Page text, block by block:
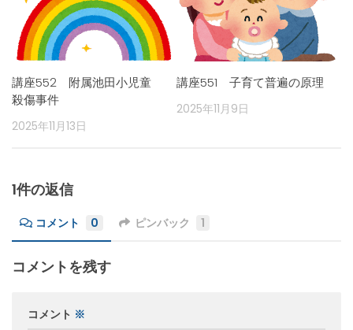
講座552 附属池田小児童
殺傷事件
2025年11月13日
講座551 子育て普遍の原理
2025年11月9日
1件の返信
コメント 0 ピンバック 1
コメントを残す
コメント ※